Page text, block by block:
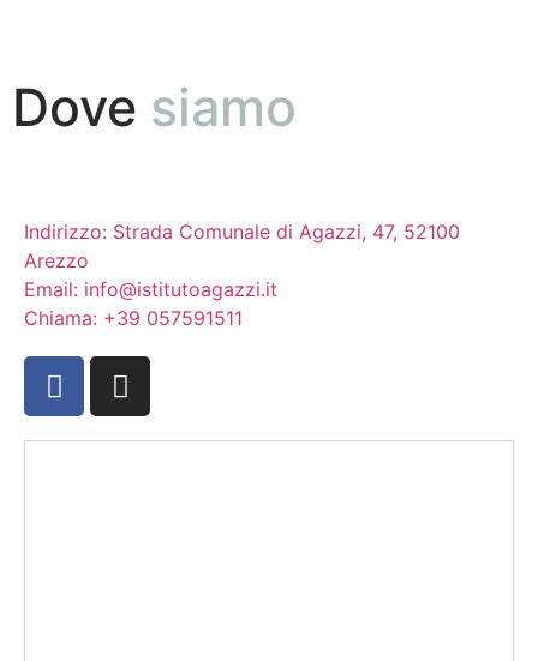
Dove siamo
Indirizzo: Strada Comunale di Agazzi, 47, 52100
Arezzo
Email: info@istitutoagazzi.it
Chiama: +39 057591511